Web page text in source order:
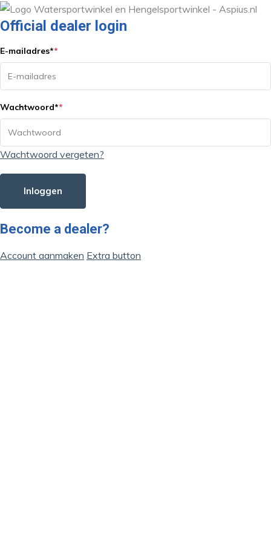
Official dealer login
E-mailadres**
Wachtwoord**
Wachtwoord vergeten?
Inloggen
Become a dealer?
Account aanmaken Extra button